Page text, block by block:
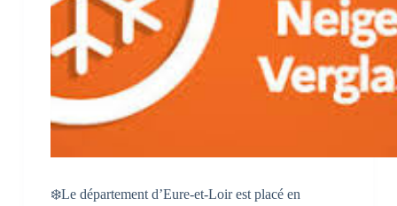
❄️Le département d’Eure-et-Loir est placé en